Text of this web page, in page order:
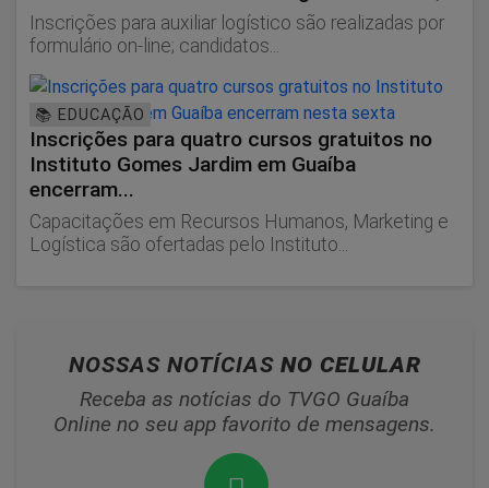
Inscrições para auxiliar logístico são realizadas por
formulário on-line; candidatos...
📚 EDUCAÇÃO
Inscrições para quatro cursos gratuitos no
Instituto Gomes Jardim em Guaíba
encerram...
Capacitações em Recursos Humanos, Marketing e
Logística são ofertadas pelo Instituto...
NOSSAS NOTÍCIAS NO CELULAR
Receba as notícias do TVGO Guaíba
Online no seu app favorito de mensagens.